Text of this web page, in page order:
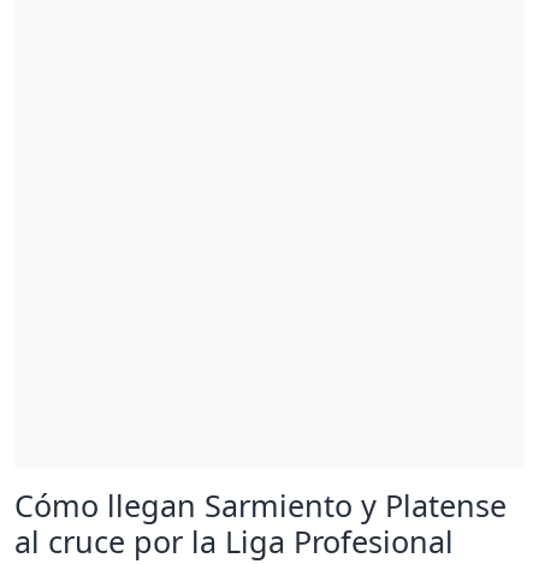
Cómo llegan Sarmiento y Platense
al cruce por la Liga Profesional